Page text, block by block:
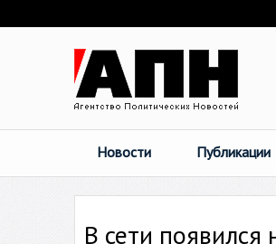
Новости Публикации
В сети появился